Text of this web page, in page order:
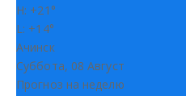
H: +21°
L: +14°
Ачинск
Суббота, 08 Август
Прогноз на неделю